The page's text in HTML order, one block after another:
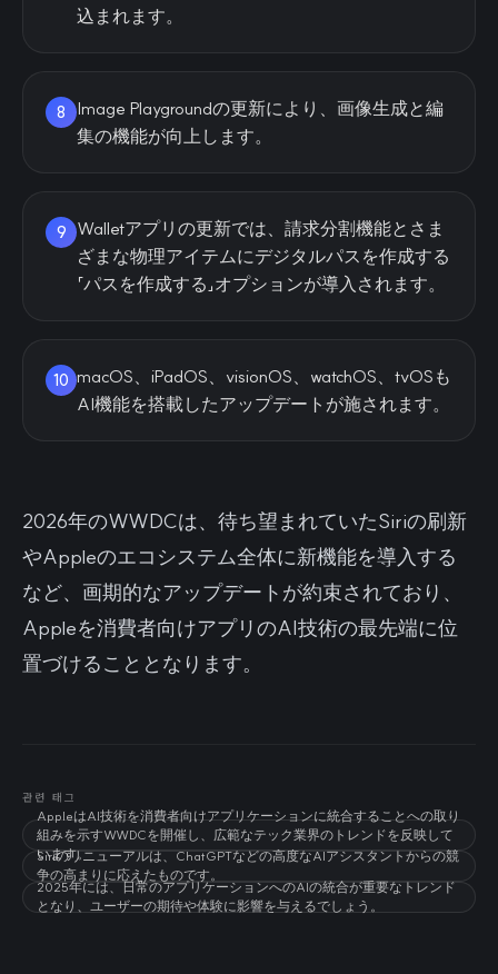
込まれます。
8
Image Playgroundの更新により、画像生成と編
集の機能が向上します。
9
Walletアプリの更新では、請求分割機能とさま
ざまな物理アイテムにデジタルパスを作成する
「パスを作成する」オプションが導入されます。
10 macOS、iPadOS、visionOS、watchOS、tvOSも
AI機能を搭載したアップデートが施されます。
2026年のWWDCは、待ち望まれていたSiriの刷新
やAppleのエコシステム全体に新機能を導入する
など、画期的なアップデートが約束されており、
Appleを消費者向けアプリのAI技術の最先端に位
置づけることとなります。
관련 태그
AppleはAI技術を消費者向けアプリケーションに統合することへの取り
組みを示すWWDCを開催し、広範なテック業界のトレンドを反映して
います。
Siriのリニューアルは、ChatGPTなどの高度なAIアシスタントからの競
争の高まりに応えたものです。
2025年には、日常のアプリケーションへのAIの統合が重要なトレンド
となり、ユーザーの期待や体験に影響を与えるでしょう。